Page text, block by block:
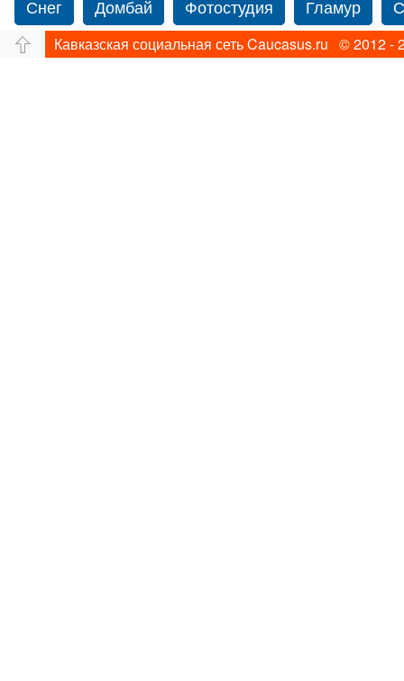
Снег
Домбай Фотостудия Гламур
Путешествие
Перевал Ущелье
Кавказская социальная сеть Caucasus.ru © 2012 -